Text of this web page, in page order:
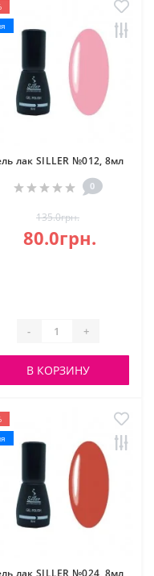
лак SILLER №012, 8мл
0
135.0грн.
80.0грн.
- +
В КОРЗИНУ
лак SILLER №024, 8мл